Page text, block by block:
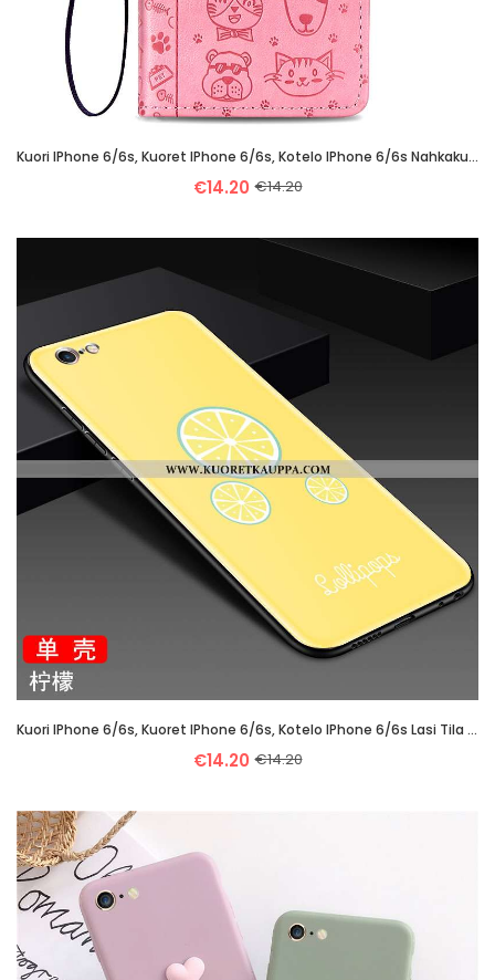
Kuori IPhone 6/6s, Kuoret IPhone 6/6s, Kotelo IPhone 6/6s Nahkakuori Tila Suuntaus Puhelimen Sarjaku
€14.20 €14.20
Kuori IPhone 6/6s, Kuoret IPhone 6/6s, Kotelo IPhone 6/6s Lasi Tila Murtumaton Suuntaus Ihana Keltai
€14.20 €14.20